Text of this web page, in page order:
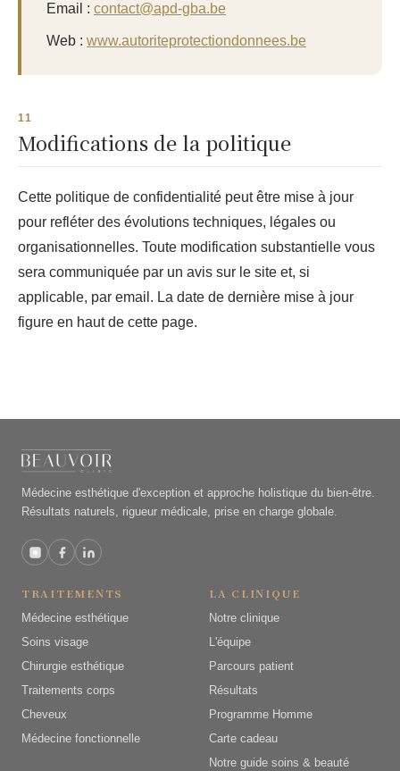
Email : contact@apd-gba.be
Web : www.autoriteprotectiondonnees.be
Modifications de la politique
Cette politique de confidentialité peut être mise à jour
pour refléter des évolutions techniques, légales ou
organisationnelles. Toute modification substantielle vous
sera communiquée par un avis sur le site et, si
applicable, par email. La date de dernière mise à jour
figure en haut de cette page.
Médecine esthétique d'exception et approche holistique du bien-être.
Résultats naturels, rigueur médicale, prise en charge globale.
TRAITEMENTS
Médecine esthétique
Soins visage
Chirurgie esthétique
Traitements corps
Cheveux
Médecine fonctionnelle
LA CLINIQUE
Notre clinique
L'équipe
Parcours patient
Résultats
Programme Homme
Carte cadeau
Notre guide soins & beauté